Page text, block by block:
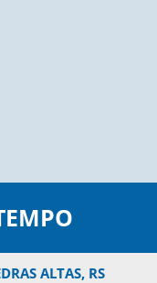
ALTAS, RS